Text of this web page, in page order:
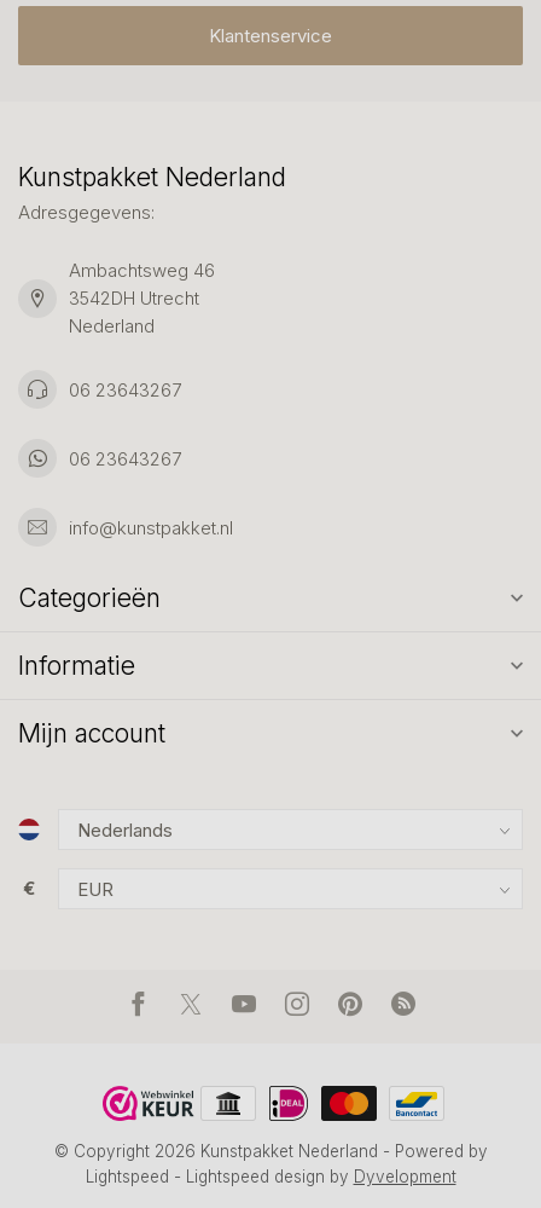
Klantenservice
Kunstpakket Nederland
Adresgegevens:
Ambachtsweg 46
3542DH Utrecht
Nederland
06 23643267
06 23643267
info@kunstpakket.nl
Categorieën
Informatie
Mijn account
€
© Copyright 2026 Kunstpakket Nederland - Powered by
Lightspeed - Lightspeed design by Dyvelopment